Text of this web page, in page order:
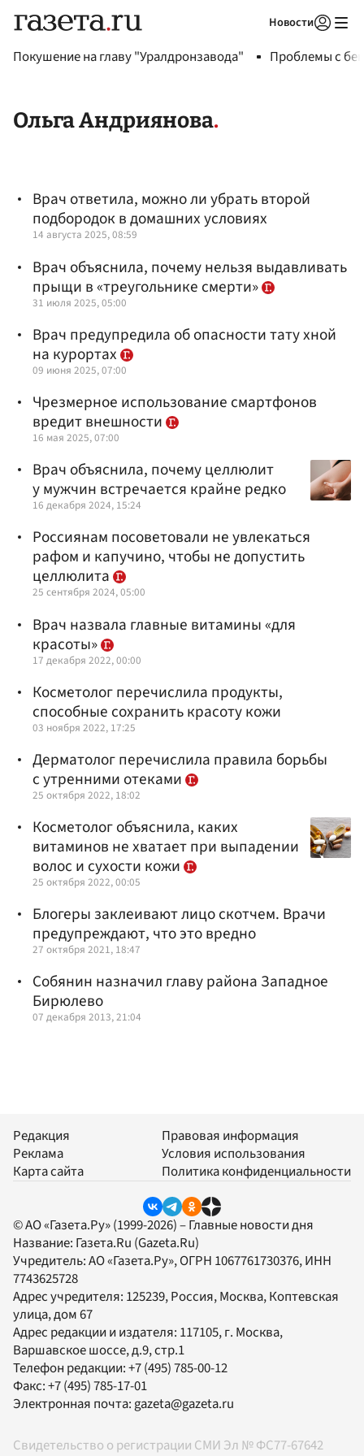
Новости
Покушение на главу "Уралдронзавода" Проблемы с
Ольга Андриянова
Врач ответила, можно ли убрать второй
подбородок в домашних условиях
14 августа 2025, 08:59
Врач объяснила, почему нельзя выдавливать
прыщи в «треугольнике смерти»
31 июля 2025, 05:00
Врач предупредила об опасности тату хной
на курортах
09 июня 2025, 07:00
Чрезмерное использование смартфонов
вредит внешности
16 мая 2025, 07:00
Врач объяснила, почему целлюлит
у мужчин встречается крайне редко
16 декабря 2024, 15:24
Россиянам посоветовали не увлекаться
рафом и капучино, чтобы не допустить
целлюлита
25 сентября 2024, 05:00
Врач назвала главные витамины «для
красоты»
17 декабря 2022, 00:00
Косметолог перечислила продукты,
способные сохранить красоту кожи
03 ноября 2022, 17:25
Дерматолог перечислила правила борьбы
с утренними отеками
25 октября 2022, 18:02
Косметолог объяснила, каких
витаминов не хватает при выпадении
волос и сухости кожи
25 октября 2022, 00:05
Блогеры заклеивают лицо скотчем. Врачи
предупреждают, что это вредно
27 октября 2021, 18:47
Собянин назначил главу района Западное
Бирюлево
07 декабря 2013, 21:04
Редакция
Реклама
Карта сайта
Правовая информация
Условия использования
Политика конфиденциальности
© АО «Газета.Ру» (1999-2026) – Главные новости дня
Название: Газета.Ru (Gazeta.Ru)
Учредитель:АО «Газета.Ру», ОГРН 1067761730376, ИНН
7743625728
Адрес учредителя: 125239, Россия, Москва, Коптевская
улица, дом 67
Адрес редакции и издателя: 117105, г. Москва,
Варшавское шоссе, д.9, стр.1
Телефон редакции:+7 (495) 785-00-12
Факс:+7 (495) 785-17-01
Электронная почта:gazeta@gazeta.ru
Свидетельство о регистрации СМИ Эл № ФС77-67642